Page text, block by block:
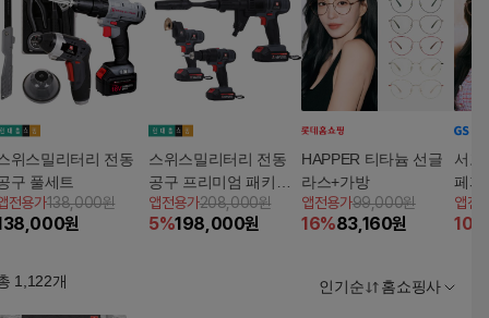
위스밀리터리 전동
구 풀세트
전용가138,000원
원
스위스밀리터리 전동
공구 프리미엄 패키지
(헤드교체형)
앱전용가208,000원
5%198,000원
HAPPER 티타늄 선글
라스+가방
앱전용가99,000원
16%83,160원
서포
페퍼
글라
앱전
10
1,122개 인기순 홈쇼핑사